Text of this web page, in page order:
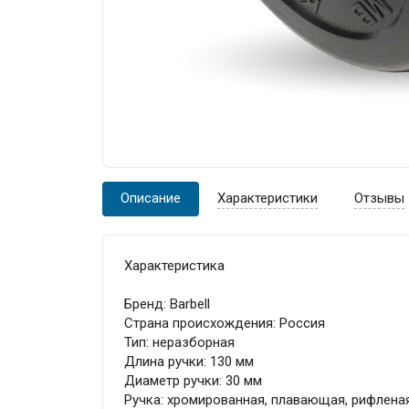
Описание Характеристики Отзывы
Характеристика
Бренд: Barbell
Страна происхождения: Россия
Тип: неразборная
Длина ручки: 130 мм
Диаметр ручки: 30 мм
Ручка: хромированная, плавающая,